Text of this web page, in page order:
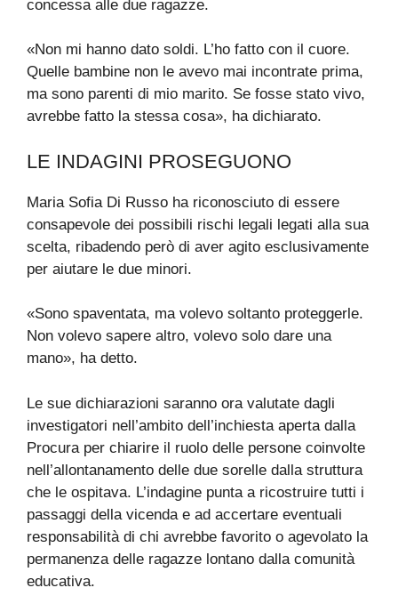
concessa alle due ragazze.
«Non mi hanno dato soldi. L’ho fatto con il cuore.
Quelle bambine non le avevo mai incontrate prima,
ma sono parenti di mio marito. Se fosse stato vivo,
avrebbe fatto la stessa cosa», ha dichiarato.
LE INDAGINI PROSEGUONO
Maria Sofia Di Russo ha riconosciuto di essere
consapevole dei possibili rischi legali legati alla sua
scelta, ribadendo però di aver agito esclusivamente
per aiutare le due minori.
«Sono spaventata, ma volevo soltanto proteggerle.
Non volevo sapere altro, volevo solo dare una
mano», ha detto.
Le sue dichiarazioni saranno ora valutate dagli
investigatori nell’ambito dell’inchiesta aperta dalla
Procura per chiarire il ruolo delle persone coinvolte
nell’allontanamento delle due sorelle dalla struttura
che le ospitava. L’indagine punta a ricostruire tutti i
passaggi della vicenda e ad accertare eventuali
responsabilità di chi avrebbe favorito o agevolato la
permanenza delle ragazze lontano dalla comunità
educativa.